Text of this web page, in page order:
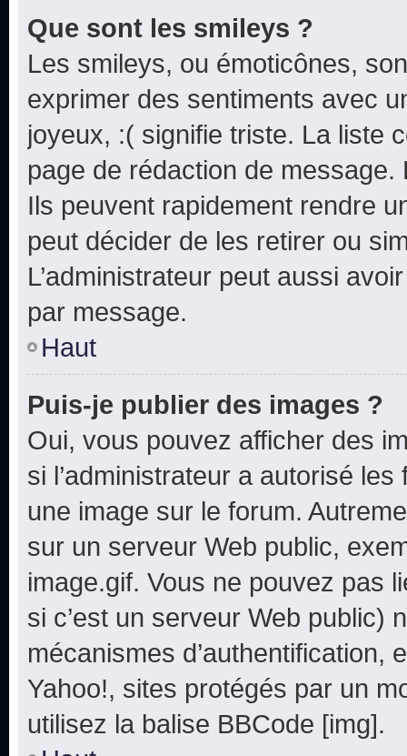
Que sont les smileys ?
Les smileys, ou émoticônes,
exprimer des sentiments avec
joyeux, :( signifie triste. La liste
page de rédaction de
Ils peuvent rapidement rendre
peut décider de les retirer ou
L’administrateur peut aussi
par message.
Haut
Puis-je publier des images ?
Oui, vous pouvez afficher des
si l’administrateur a autorisé
une image sur le forum.
sur un serveur Web public,
image.gif. Vous ne pouvez pas
si c’est un serveur Web public)
mécanismes d’authentification,
Yahoo!, sites protégés par un
utilisez la balise BBCode [img].